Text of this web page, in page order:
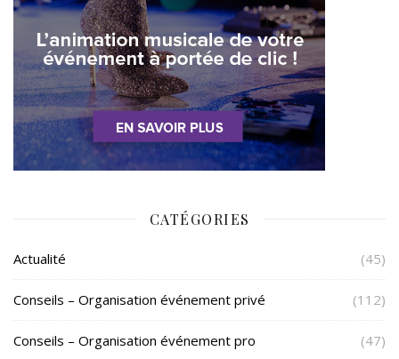
CATÉGORIES
Actualité (45)
Conseils – Organisation événement privé (112)
Conseils – Organisation événement pro (47)